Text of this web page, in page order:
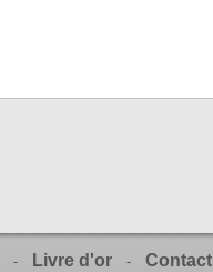
- Livre d'or - Contact